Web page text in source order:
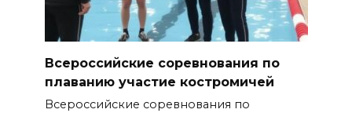
Всероссийские соревнования по
плаванию участие костромичей
Всероссийские соревнования по